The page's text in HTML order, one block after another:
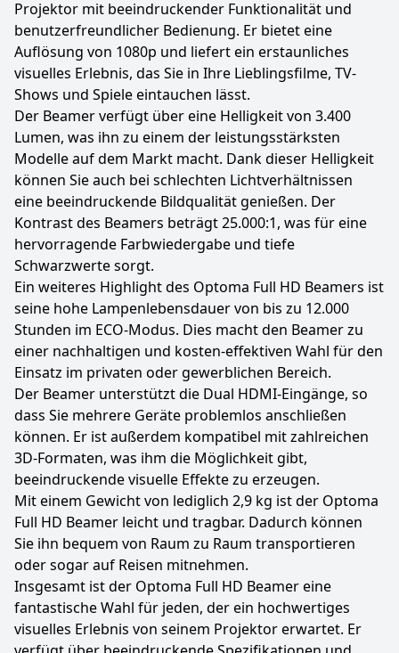
Projektor mit beeindruckender Funktionalität und
benutzerfreundlicher Bedienung. Er bietet eine
Auflösung von 1080p und liefert ein erstaunliches
visuelles Erlebnis, das Sie in Ihre Lieblingsfilme, TV-
Shows und Spiele eintauchen lässt.
Der Beamer verfügt über eine Helligkeit von 3.400
Lumen, was ihn zu einem der leistungsstärksten
Modelle auf dem Markt macht. Dank dieser Helligkeit
können Sie auch bei schlechten Lichtverhältnissen
eine beeindruckende Bildqualität genießen. Der
Kontrast des Beamers beträgt 25.000:1, was für eine
hervorragende Farbwiedergabe und tiefe
Schwarzwerte sorgt.
Ein weiteres Highlight des Optoma Full HD Beamers ist
seine hohe Lampenlebensdauer von bis zu 12.000
Stunden im ECO-Modus. Dies macht den Beamer zu
einer nachhaltigen und kosten-effektiven Wahl für den
Einsatz im privaten oder gewerblichen Bereich.
Der Beamer unterstützt die Dual HDMI-Eingänge, so
dass Sie mehrere Geräte problemlos anschließen
können. Er ist außerdem kompatibel mit zahlreichen
3D-Formaten, was ihm die Möglichkeit gibt,
beeindruckende visuelle Effekte zu erzeugen.
Mit einem Gewicht von lediglich 2,9 kg ist der Optoma
Full HD Beamer leicht und tragbar. Dadurch können
Sie ihn bequem von Raum zu Raum transportieren
oder sogar auf Reisen mitnehmen.
Insgesamt ist der Optoma Full HD Beamer eine
fantastische Wahl für jeden, der ein hochwertiges
visuelles Erlebnis von seinem Projektor erwartet. Er